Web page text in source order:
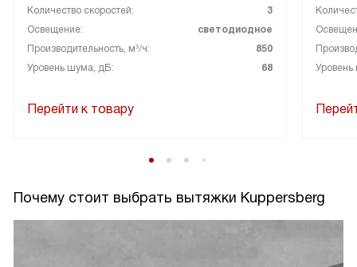
Количество скоростей:
3
Освещение:
светодиодное
Производительность, м³/ч:
850
Уровень шума, дБ:
68
Перейти к товару
Почему стоит выбрать вытяжки Kuppersberg